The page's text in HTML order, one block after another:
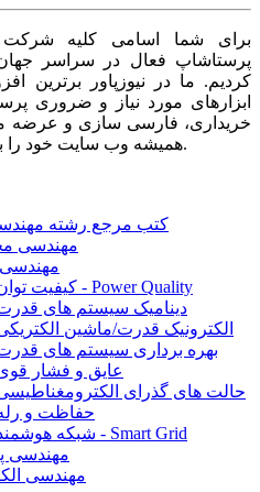
برای شما اسامی کلیه شرکت
پرستاشاپ فعال در سراسر
کردیم. ما در نیوزپاور برترین
ابزارهای مورد نیاز و ضروری
خریداری، فارسی سازی و عرضه می
همیشه وب سایت خود را بروز و پویا نگه دارید.
کتب مرجع رشته
مهندسی
کیفیت توان - Power Quality
دینامیک سیستم های
الکترونیک قدرت/ماشین
بهره برداری سیستم های
عایق و فشار
حالت های گذرای
حفاظت و
شبکه هوشمند - Smart Grid
مهندسی
مهندسی